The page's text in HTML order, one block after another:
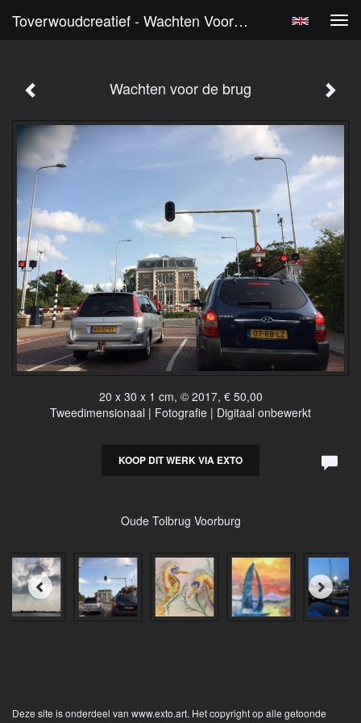
Toverwoudcreatief - Wachten Voor De Brug
Wachten voor de brug
20 x 30 x 1 cm, © 2017, € 50,00
Tweedimensionaal | Fotografie | Digitaal onbewerkt
KOOP DIT WERK VIA EXTO
Oude Tolbrug Voorburg
Deze site is onderdeel van www.exto.art. Het copyright op alle getoonde